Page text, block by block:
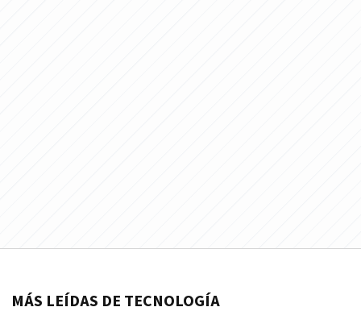
MÁS LEÍDAS DE TECNOLOGÍA